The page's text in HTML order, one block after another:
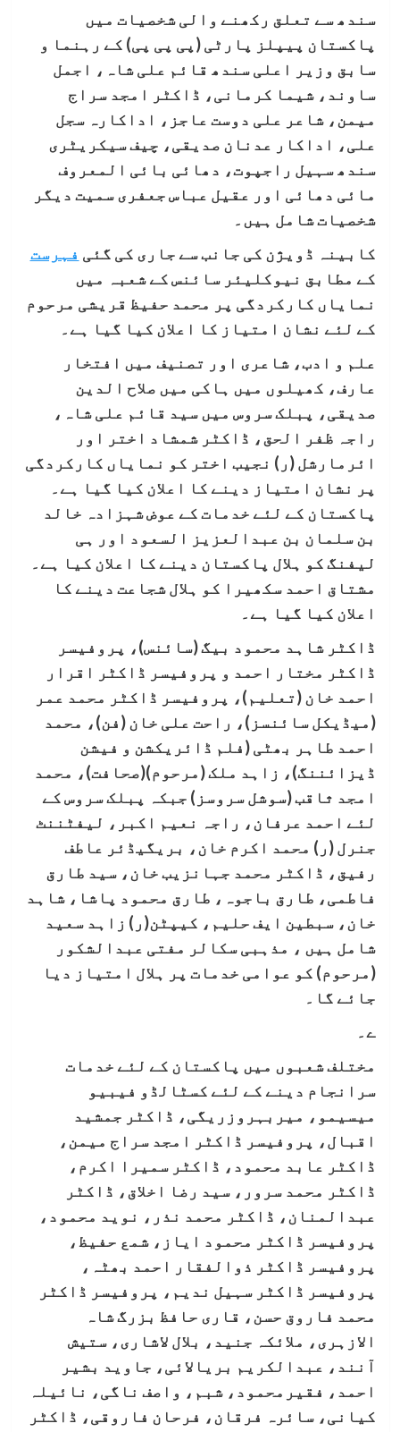
سندھ سے تعلق رکھنے والی شخصیات میں
پاکستان پیپلز پارٹی (پی پی پی) کے رہنما و
سابق وزیر اعلی سندھ قائم علی شاہ، اجمل
ساوند، شیما کرمانی، ڈاکٹر امجد سراج
میمن، شاعر علی دوست عاجز، اداکارہ سجل
علی، اداکار عدنان صدیقی، چیف سیکریٹری
سندھ سہیل راجپوت، دھائی بائی المعروف
مائی دھائی اور عقیل عباس جعفری سمیت دیگر
شخصیات شامل ہیں۔
کابینہ ڈویژن کی جانب سے جاری کی گئی فہرست
کے مطابق نیوکلیئر سائنس کے شعبہ میں
نمایاں کارکردگی پر محمد حفیظ قریشی مرحوم
کے لئے نشان امتیاز کا اعلان کیا گیا ہے۔
علم و ادب، شاعری اور تصنیف میں افتخار
عارف، کھیلوں میں ہاکی میں صلاح الدین
صدیقی، پبلک سروس میں سید قائم علی شاہ،
راجہ ظفر الحق، ڈاکٹر شمشاد اختر اور
ائرمارشل (ر) نجیب اختر کو نمایاں کارکردگی
پر نشان امتیاز دینے کا اعلان کیا گیا ہے۔
پاکستان کے لئے خدمات کے عوض شہزادہ خالد
بن سلمان بن عبدالعزیز السعود اور ہی
لیفنگ کو ہلال پاکستان دینے کا اعلان کیا ہے۔
مشتاق احمد سکھیرا کو ہلال شجاعت دینے کا
اعلان کیا گیا ہے۔
ڈاکٹر شاہد محمود بیگ (سائنس)، پروفیسر
ڈاکٹر مختار احمد و پروفیسر ڈاکٹر اقرار
احمد خان (تعلیم)، پروفیسر ڈاکٹر محمد عمر
(میڈیکل سائنسز)، راحت علی خان (فن)، محمد
احمد طاہر بھٹی (فلم ڈائریکشن و فیشن
ڈیزائننگ)، زاہد ملک (مرحوم)(صحافت)، محمد
امجد ثاقب (سوشل سروسز) جبکہ پبلک سروس کے
لئے احمد عرفان، راجہ نعیم اکبر، لیفٹننٹ
جنرل (ر) محمد اکرم خان، بریگیڈئر عاطف
رفیق، ڈاکٹر محمد جہانزیب خان، سید طارق
فاطمی، طارق باجوہ، طارق محمود پاشا، شاہد
خان، سبطین ایف حلیم، کیپٹن(ر) زاہد سعید
شامل ہیں ، مذہبی سکالر مفتی عبدالشکور
(مرحوم) کو عوامی خدمات پر ہلال امتیاز دیا
جائے گا۔
ے۔
مختلف شعبوں میں پاکستان کے لئے خدمات
سرانجام دینے کے لئے کسٹالڈو فیبیو
میسیمو، میربہروزریگی، ڈاکٹر جمشید
اقبال، پروفیسر ڈاکٹر امجد سراج میمن،
ڈاکٹر عابد محمود، ڈاکٹر سمیرا اکرم،
ڈاکٹر محمد سرور، سید رضا اخلاق، ڈاکٹر
عبدالمنان، ڈاکٹر محمد نذر، نوید محمود،
پروفیسر ڈاکٹر محمود ایاز، شمع حفیظ،
پروفیسر ڈاکٹر ذوالفقار احمد بھٹہ،
پروفیسر ڈاکٹر سہیل ندیم، پروفیسر ڈاکٹر
محمد فاروق حسن، قاری حافظ بزرگ شاہ
الازہری، ملائکہ جنید، بلال لاشاری، ستیش
آنند، عبدالکریم بریالائی، جاوید بشیر
احمد، فقیرمحمود، شبم، واصف ناگی، نائیلہ
کیانی، سائرہ فرقان، فرحان فاروقی، ڈاکٹر